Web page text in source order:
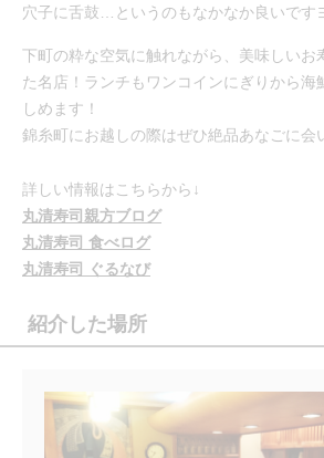
穴子に舌鼓…というのもなかなか良いです
下町の粋な空気に触れながら、美味しいお
た名店！ランチもワンコインにぎりから海
しめます！
錦糸町にお越しの際はぜひ絶品あなごに会
詳しい情報はこちらから↓
丸清寿司親方ブログ
丸清寿司 食べログ
丸清寿司 ぐるなび
紹介した場所